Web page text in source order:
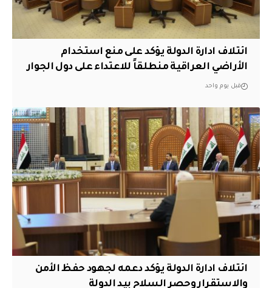
ائتلاف ادارة الدولة يؤكد على منع استخدام
الأراضي العراقية منطلقاً للاعتداء على دول الجوار
قبل يوم واحد
ائتلاف ادارة الدولة يؤكد دعمه لجهود حفظ الأمن
والاستقرار وحصر السلاح بيد الدولة